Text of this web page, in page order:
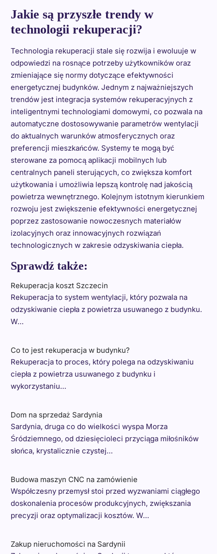
Jakie są przyszłe trendy w
technologii rekuperacji?
Technologia rekuperacji stale się rozwija i ewoluuje w
odpowiedzi na rosnące potrzeby użytkowników oraz
zmieniające się normy dotyczące efektywności
energetycznej budynków. Jednym z najważniejszych
trendów jest integracja systemów rekuperacyjnych z
inteligentnymi technologiami domowymi, co pozwala na
automatyczne dostosowywanie parametrów wentylacji
do aktualnych warunków atmosferycznych oraz
preferencji mieszkańców. Systemy te mogą być
sterowane za pomocą aplikacji mobilnych lub
centralnych paneli sterujących, co zwiększa komfort
użytkowania i umożliwia lepszą kontrolę nad jakością
powietrza wewnętrznego. Kolejnym istotnym kierunkiem
rozwoju jest zwiększenie efektywności energetycznej
poprzez zastosowanie nowoczesnych materiałów
izolacyjnych oraz innowacyjnych rozwiązań
technologicznych w zakresie odzyskiwania ciepła.
Sprawdź także:
Rekuperacja koszt Szczecin
Rekuperacja to system wentylacji, który pozwala na
odzyskiwanie ciepła z powietrza usuwanego z budynku.
W…
Co to jest rekuperacja w budynku?
Rekuperacja to proces, który polega na odzyskiwaniu
ciepła z powietrza usuwanego z budynku i
wykorzystaniu…
Dom na sprzedaż Sardynia
Sardynia, druga co do wielkości wyspa Morza
Śródziemnego, od dziesięcioleci przyciąga miłośników
słońca, krystalicznie czystej…
Budowa maszyn CNC na zamówienie
Współczesny przemysł stoi przed wyzwaniami ciągłego
doskonalenia procesów produkcyjnych, zwiększania
precyzji oraz optymalizacji kosztów. W…
Zakup nieruchomości na Sardynii